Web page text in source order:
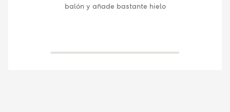
balón y añade bastante hielo